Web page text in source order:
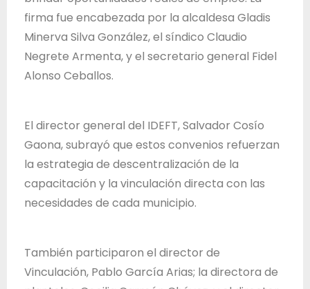
firma fue encabezada por la alcaldesa Gladis
Minerva Silva González, el síndico Claudio
Negrete Armenta, y el secretario general Fidel
Alonso Ceballos.
El director general del IDEFT, Salvador Cosío
Gaona, subrayó que estos convenios refuerzan
la estrategia de descentralización de la
capacitación y la vinculación directa con las
necesidades de cada municipio.
También participaron el director de
Vinculación, Pablo García Arias; la directora de